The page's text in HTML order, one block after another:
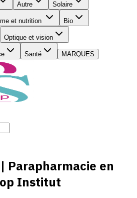
Autre Solaire
et nutrition Bio
Optique et vision
Santé MARQUES
| Parapharmacie en
Institut